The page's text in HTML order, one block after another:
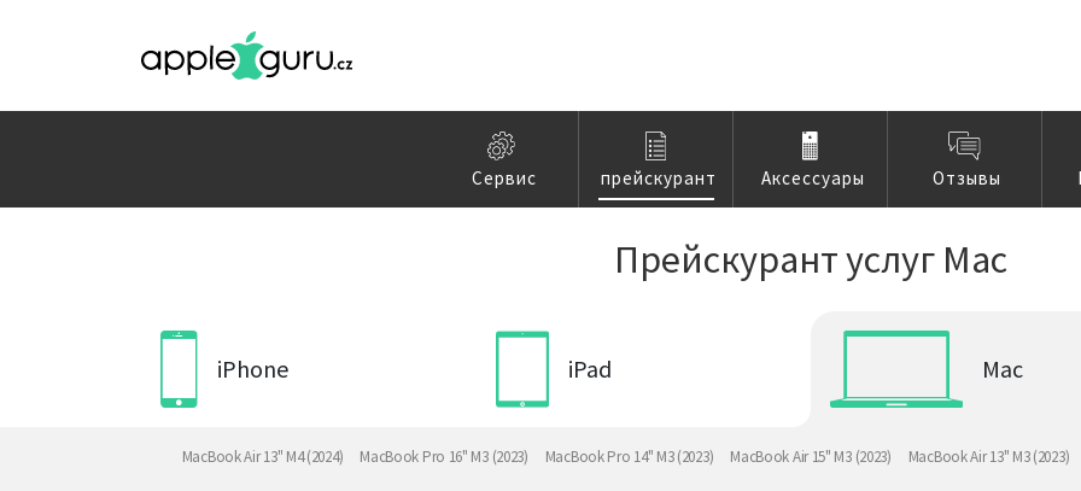
Сервис прейскурант Аксессуары Отзывы
Прейскурант услуг Mac
iPhone iPad Mac
MacBook Air 13" M4 (2024) MacBook Pro 16" M3 (2023) MacBook Pro 14" M3 (2023) MacBook Air 15" M3 (2023) MacBook Air 13" M3 (2023)